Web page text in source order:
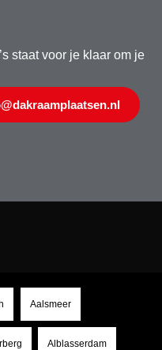
staat voor je klaar om je
Aalsmeer
Alblasserdam